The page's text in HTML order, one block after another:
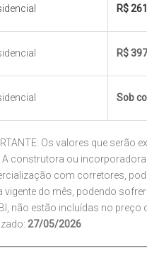
R$
R$
Sob
Os valores que
A construtora ou
com corretores,
vigente do mês, podendo
não estão incluídas no preço
27/05/2026